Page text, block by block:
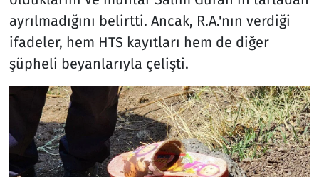
ayrılmadığını belirtti. Ancak, R.A.'nın verdiği
ifadeler, hem HTS kayıtları hem de diğer
şüpheli beyanlarıyla çelişti.